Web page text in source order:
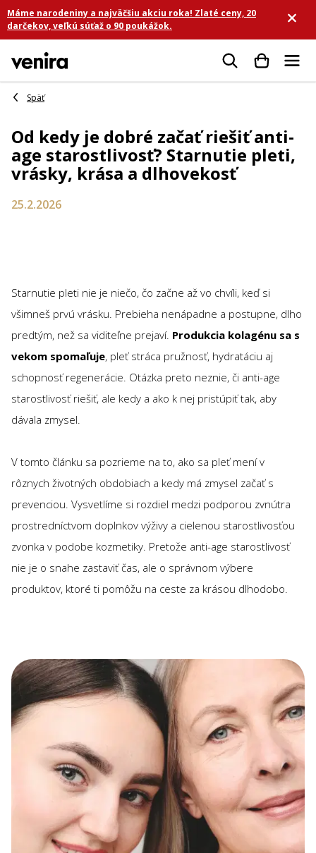
Prejsť
na
obsah
Máme narodeniny a najväčšiu akciu roka! Zlaté ceny, 20
darčekov, veľkú súťaž o 90 poukážok.
Hľadať
Od kedy je dobré začať riešiť anti-
age starostlivosť? Starnutie pleti,
vrásky, krása a dlhovekosť
25.2.2026
Starnutie pleti nie je niečo, čo začne až vo chvíli, keď si
všimneš prvú vrásku. Prebieha nenápadne a postupne, dlho
predtým, než sa viditeľne prejaví. Produkcia kolagénu sa s
vekom spomaľuje, pleť stráca pružnosť, hydratáciu aj
schopnosť regenerácie. Otázka preto neznie, či anti-age
starostlivosť riešiť, ale kedy a ako k nej pristúpiť tak, aby
dávala zmysel.
V tomto článku sa pozrieme na to, ako sa pleť mení v
rôznych životných obdobiach a kedy má zmysel začať s
prevenciou. Vysvetlíme si rozdiel medzi podporou zvnútra
prostredníctvom doplnkov výživy a cielenou starostlivosťou
zvonka v podobe kozmetiky. Pretože anti-age starostlivosť
nie je o snahe zastaviť čas, ale o správnom výbere
produktov, ktoré ti pomôžu na ceste za krásou dlhodobo.